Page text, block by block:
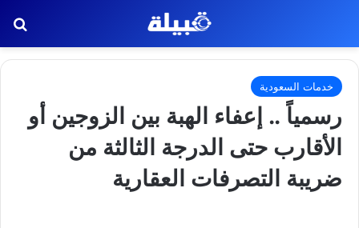
خدمات السعودية
رسمياً .. إعفاء الهبة بين الزوجين أو
الأقارب حتى الدرجة الثالثة من
ضريبة التصرفات العقارية